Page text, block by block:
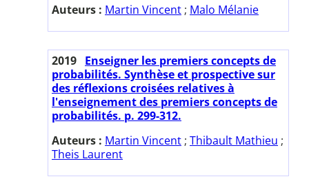
Auteurs : Martin Vincent ; Malo Mélanie
2019 Enseigner les premiers concepts de
probabilités. Synthèse et prospective sur
des réflexions croisées relatives à
l'enseignement des premiers concepts de
probabilités. p. 299-312.
Auteurs : Martin Vincent ; Thibault Mathieu ;
Theis Laurent